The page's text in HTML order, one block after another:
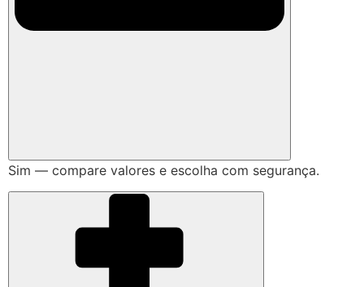
Sim — compare valores e escolha com segurança.